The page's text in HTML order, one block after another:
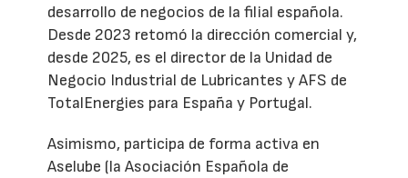
desarrollo de negocios de la filial española.
Desde 2023 retomó la dirección comercial y,
desde 2025, es el director de la Unidad de
Negocio Industrial de Lubricantes y AFS de
TotalEnergies para España y Portugal.
Asimismo, participa de forma activa en
Aselube (la Asociación Española de